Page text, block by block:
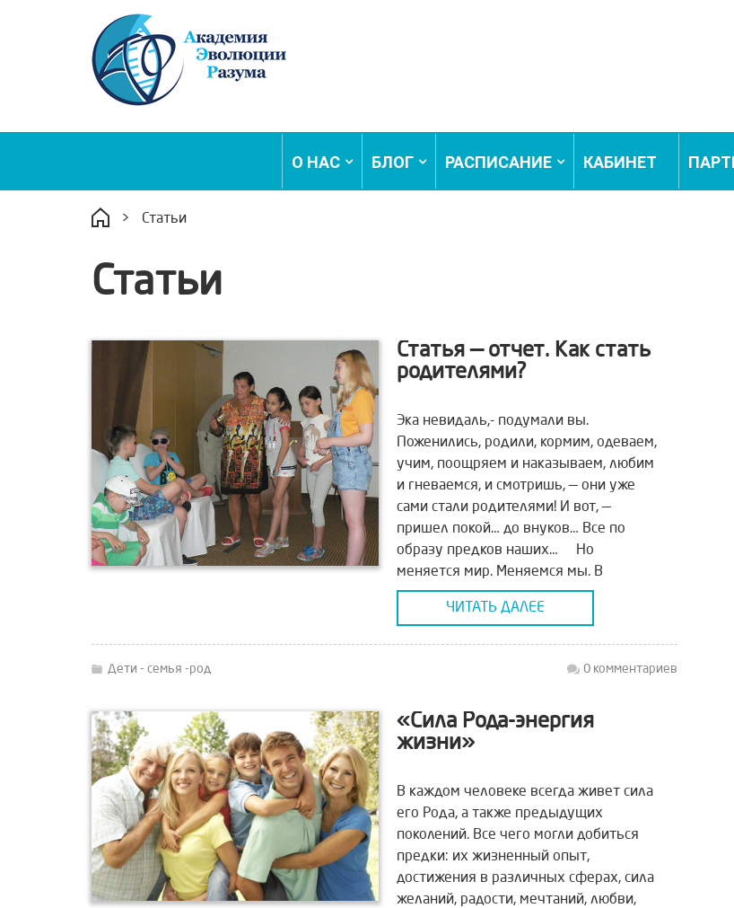
О НАС БЛОГ РАСПИСАНИЕ КАБИНЕТ
> Статьи
Статьи
Статья — отчет. Как стать
родителями?
Эка невидаль,- подумали вы.
Поженились, родили, кормим, одеваем,
учим, поощряем и наказываем, любим
и гневаемся, и смотришь, — они уже
сами стали родителями! И вот, —
пришел покой… до внуков… Все по
образу предков наших… Но
меняется мир. Меняемся мы. В
каждом новом поколении приходят
качественно новые дети, — новыми
ЧИТАТЬ ДАЛЕЕ
Дети - семья -род 0 комментариев
«Сила Рода-энергия
жизни»
В каждом человеке всегда живет сила
его Рода, а также предыдущих
поколений. Все чего могли добиться
предки: их жизненный опыт,
достижения в различных сферах, сила
желаний, радости, мечтаний, любви,